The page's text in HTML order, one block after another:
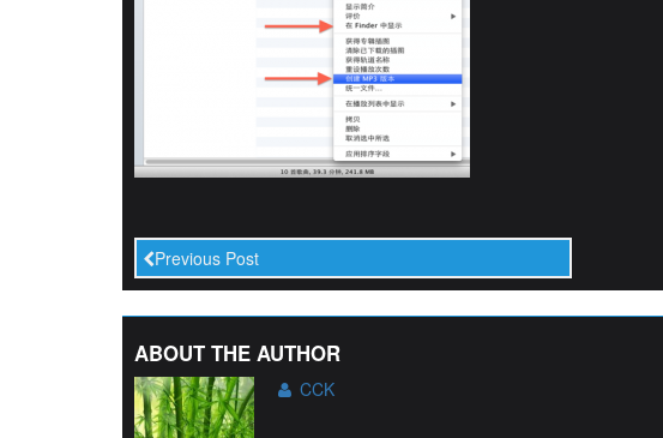
Previous Post
ABOUT THE AUTHOR
CCK